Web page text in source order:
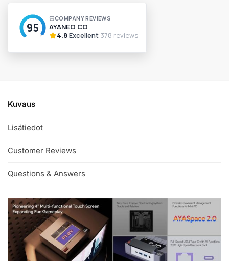
v
:
Kuvaus
Lisätiedot
Customer Reviews
Questions & Answers